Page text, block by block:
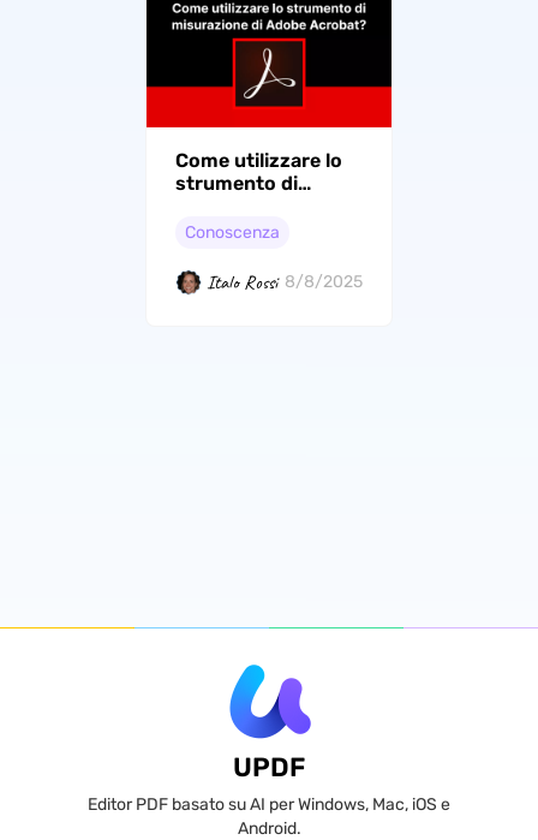
Come utilizzare lo
strumento di
Adobe Acrobat?
facile)
Conoscenza
Italo Rossi 8/8/2025
UPDF
Editor PDF basato su AI per Windows, Mac, iOS e
Android.